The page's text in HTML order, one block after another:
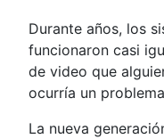
Durante años, los
funcionaron casi
de video que
ocurría un
La nueva